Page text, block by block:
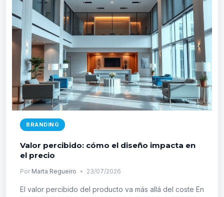
BRANDING
Valor percibido: cómo el diseño impacta en
el precio
Por Marta Regueiro 23/07/2026
El valor percibido del producto va más allá del coste En